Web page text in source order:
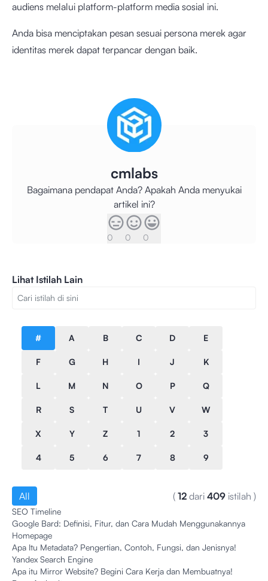
audiens melalui platform-platform media sosial ini.
Anda bisa menciptakan pesan sesuai persona merek agar
identitas merek dapat terpancar dengan baik.
cmlabs
Bagaimana pendapat Anda? Apakah Anda menyukai
artikel ini?
0 0 0
Lihat Istilah Lain
# A B C D E
F G H I J K
L M N O P Q
R S T U V W
X Y Z 1 2 3
4 5 6 7 8 9
All ( 12 dari 409 istilah )
SEO Timeline
Google Bard: Definisi, Fitur, dan Cara Mudah Menggunakannya
Homepage
Apa Itu Metadata? Pengertian, Contoh, Fungsi, dan Jenisnya!
Yandex Search Engine
Apa itu Mirror Website? Begini Cara Kerja dan Membuatnya!